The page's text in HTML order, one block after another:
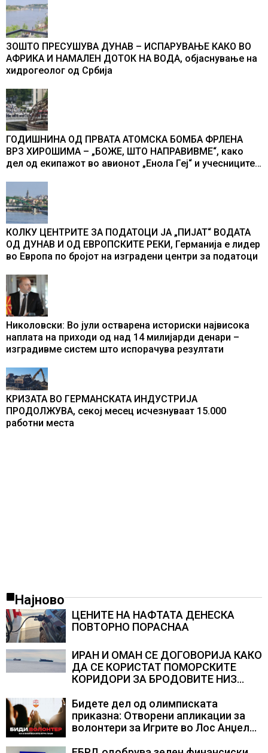
ЗОШТО ПРЕСУШУВА ДУНАВ – ИСПАРУВАЊЕ КАКО ВО
АФРИКА И НАМАЛЕН ДОТОК НА ВОДА, објаснување на
хидрогеолог од Србија
ГОДИШНИНА ОД ПРВАТА АТОМСКА БОМБА ФРЛЕНА
ВРЗ ХИРОШИМА – „БОЖЕ, ШТО НАПРАВИВМЕ“, како
дел од екипажот во авионот „Енола Геј“ и учесниците
промени текот на историјата
КОЛКУ ЦЕНТРИТЕ ЗА ПОДАТОЦИ ЈА „ПИЈАТ“ ВОДАТА
ОД ДУНАВ И ОД ЕВРОПСКИТЕ РЕКИ, Германија е лидер
во Европа по бројот на изградени центри за податоци
Николовски: Во јули остварена историски највисока
наплата на приходи од над 14 милијарди денари –
изградивме систем што испорачува резултати
КРИЗАТА ВО ГЕРМАНСКАТА ИНДУСТРИЈА
ПРОДОЛЖУВА, секој месец исчезнуваат 15.000
работни места
Најново
ЦЕНИТЕ НА НАФТАТА ДЕНЕСКА
ПОВТОРНО ПОРАСНАА
ИРАН И ОМАН СЕ ДОГОВОРИЈА КАКО
ДА СЕ КОРИСТАТ ПОМОРСКИТЕ
КОРИДОРИ ЗА БРОДОВИТЕ НИЗ
Бидете дел од олимписката
приказна: Отворени апликации за
волонтери за Игрите во Лос Анџелес